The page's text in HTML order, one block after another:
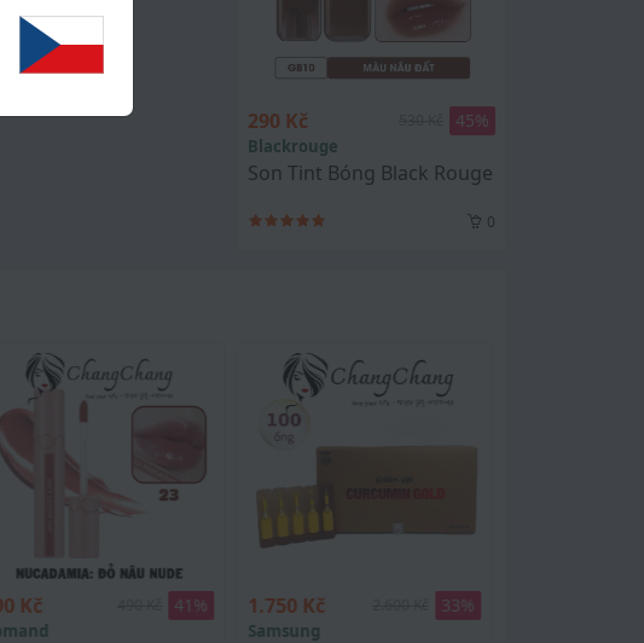
290 Kč 45%
Blackrouge
Son Tint Bóng Black Rouge Glow Bokki
0
1.750 Kč 2.600 Kč 33
Samsung
550 Kč 820 Kč 33
Medicube